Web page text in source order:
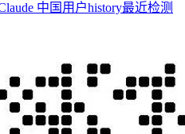
中国用户history最近检测